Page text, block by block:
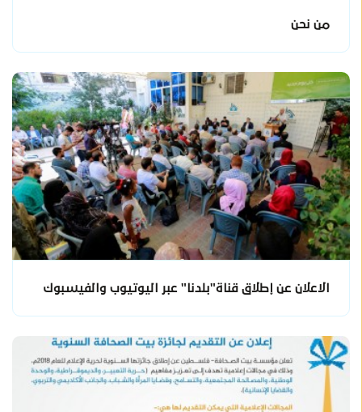
من نحن
الاعلان عن إطلاق قناة"بلدنا" عبر اليوتيوب والفيسبوك